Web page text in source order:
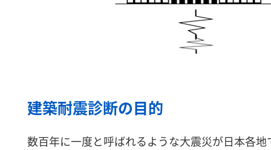
建築耐震診断の目的
数百年に一度と呼ばれるような大震災が日本各地